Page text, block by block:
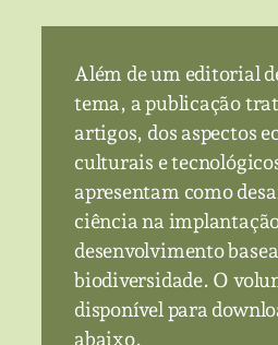
Além de um editorial
tema, a publicação
artigos, dos aspectos
culturais e
apresentam como
ciência na
desenvolvimento
biodiversidade. O
disponível para
abaixo.